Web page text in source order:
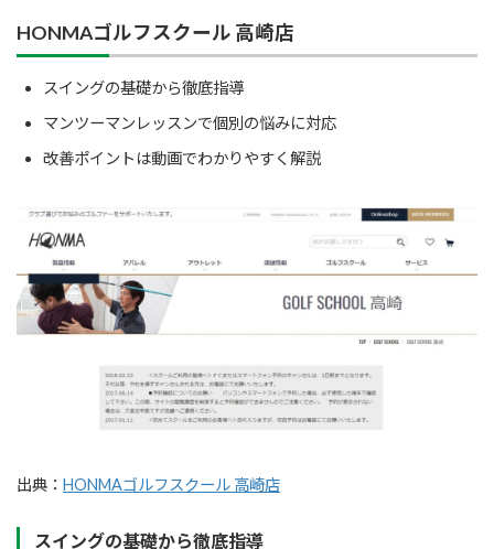
HONMAゴルフスクール 高崎店
スイングの基礎から徹底指導
マンツーマンレッスンで個別の悩みに対応
改善ポイントは動画でわかりやすく解説
出典： HONMAゴルフスクール 高崎店
スイングの基礎から徹底指導